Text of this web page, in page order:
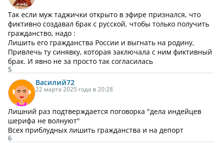
Так если муж таджички открыто в эфире признался, что
фиктивно создавал брак с русской, чтобы только получить
гражданство, надо :
Лишить его гражданства России и выгнать на родину,
Привлечь ту синявку, которая заключала с ним фиктивный
брак. И явно не за просто так согласилась
5
Василий72
22 марта 2025 года в 20:28
Лишний раз подтверждается поговорка "дела индейцев
шерифа не волнуют"
Всех приблудных лишить гражданства и на депорт
6